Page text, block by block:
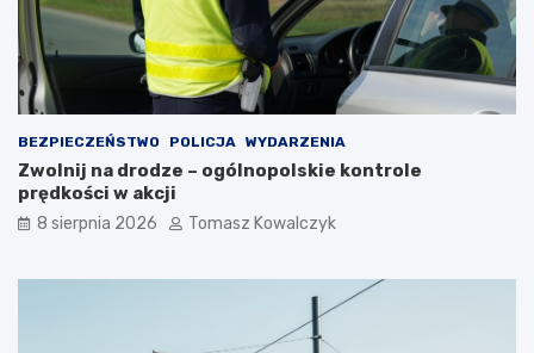
i
e
w
a
t
o
s
i
l
e
t
n
m
c
i
e
BEZPIECZEŃSTWO POLICJA WYDARZENIA
Zwolnij na drodze – ogólnopolskie kontrole
prędkości w akcji
8 sierpnia 2026 Tomasz Kowalczyk